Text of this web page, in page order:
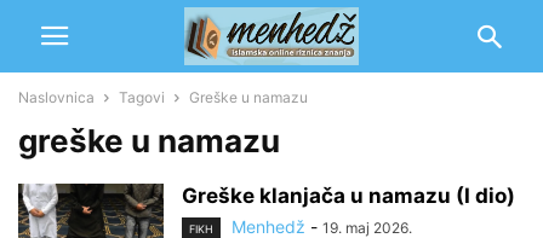
Naslovnica Tagovi Greške u namazu
greške u namazu
Greške klanjača u namazu (I dio)
FIKH Menhedž - 19. maj 2026.